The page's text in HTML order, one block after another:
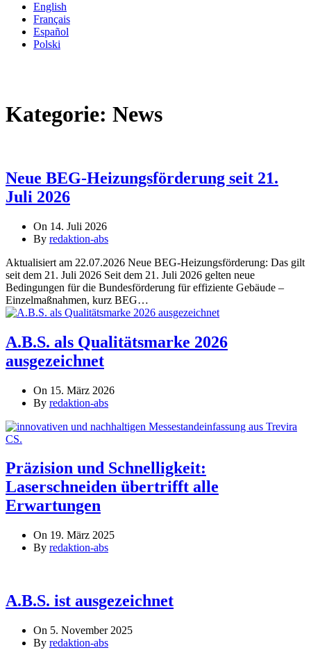
English
Français
Español
Polski
Kategorie: News
Neue BEG-Heizungsförderung seit 21.
Juli 2026
On 14. Juli 2026
By redaktion-abs
Aktualisiert am 22.07.2026 Neue BEG-Heizungsförderung: Das gilt
seit dem 21. Juli 2026 Seit dem 21. Juli 2026 gelten neue
Bedingungen für die Bundesförderung für effiziente Gebäude –
Einzelmaßnahmen, kurz BEG…
A.B.S. als Qualitätsmarke 2026
ausgezeichnet
On 15. März 2026
By redaktion-abs
Präzision und Schnelligkeit:
Laserschneiden übertrifft alle
Erwartungen
On 19. März 2025
By redaktion-abs
A.B.S. ist ausgezeichnet
On 5. November 2025
By redaktion-abs